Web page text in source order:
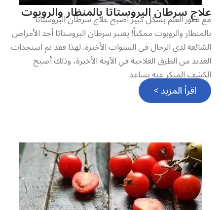
علاج سرطان البروستاتا بالمنظار والروبوت
مع تطور العلم بشكل كبير أصبح علاج سرطان البروستاتا
بالمنظار والروبوت ممكناً! يعتبر سرطان البروستاتا أحد الأمراض
الشائعة لدى الرجال في السنوات الأخيرة. لهذا فقد تم استحداث
العديد من الطرق العلاجية في الآونة الأخيرة، وذلك أصبح
الكشف المبكر عنه يساعد
اقرأ المزيد >